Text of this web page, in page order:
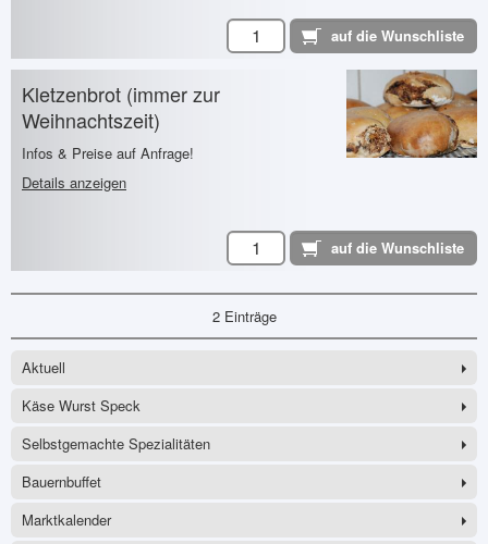
Kletzenbrot (immer zur
Weihnachtszeit)
Infos & Preise auf Anfrage!
Details anzeigen
2 Einträge
Aktuell
Käse Wurst Speck
Selbstgemachte Spezialitäten
Bauernbuffet
Marktkalender